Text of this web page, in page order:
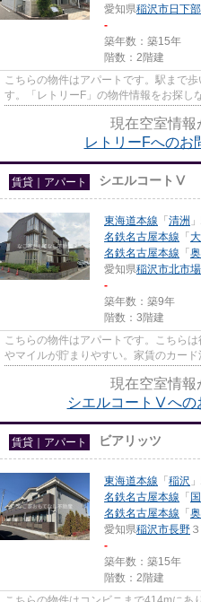
愛知県稲沢市日下
-
築年数：築15年
階数：2階建
こちらの物件はアパートです。駅まで
す。「レトリーF」の物件情報をお探し
現在空室情報
レトリーFへのお
賃貸｜アパート シエルコートⅤ
東海道本線 「 清洲
名鉄名古屋本線 「
名鉄名古屋本線 「
愛知県稲沢市北市
-
築年数：築9年
階数：3階建
こちらの物件はアパートです。こちら
やマイルが貯まりやすい。家賃のカー
現在空室情報
シエルコートⅤへの
賃貸｜アパート ビアリッツ
東海道本線 「 稲沢
名鉄名古屋本線 「
名鉄名古屋本線 「
愛知県稲沢市長野
-
築年数：築15年
階数：2階建